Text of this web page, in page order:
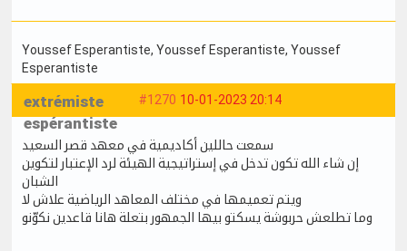
Youssef Esperantiste, Youssef Esperantiste, Youssef
Esperantiste
#1270 10-01-2023 20:14
extrémiste
espérantiste
سمعت حاللين أكاديمية في معهد قصر السعيد
إن شاء الله تكون تدخل في إستراتيجية الهيئة لرد الإعتبار لتكوين
الشبان
ويتم تعميمها في مختلف المعاهد الرياضية علاش لا
وما تطلعش حربوشة يسكتو بيها الجمهور بتعلة هانا قاعدين نكوّنو